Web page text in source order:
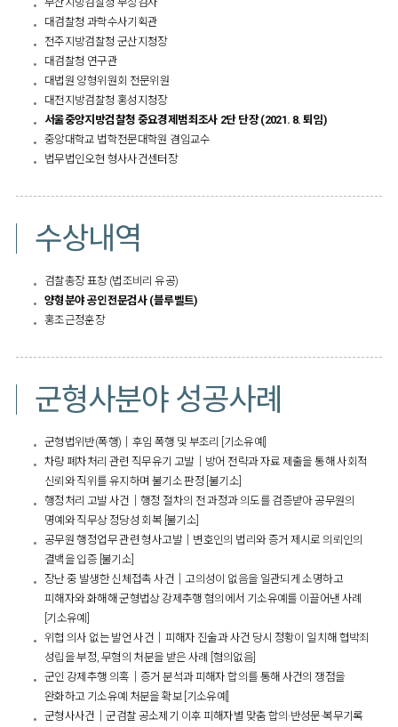
대검찰청 과학수사기획관
전주지방검찰청 군산지청장
대검찰청 연구관
대법원 양형위원회 전문위원
대전지방검찰청 홍성지청장
서울중앙지방검찰청 중요경제범죄조사 2단 단장 (2021. 8. 퇴임)
중앙대학교 법학전문대학원 겸임교수
법무법인오현 형사사건센터장​
수상내역
검찰총장 표창 (법조비리 유공)
양형분야 공인전문검사 (블루벨트)
홍조근정훈장​
군형사분야 성공사례
군형법위반(폭행)│후임 폭행 및 부조리 [기소유예]
차량 폐차처리 관련 직무유기 고발│방어 전략과 자료 제출을 통해 사회적
신뢰와 직위를 유지하며 불기소 판정 [불기소]
행정처리 고발 사건│행정 절차의 전 과정과 의도를 검증받아 공무원의
명예와 직무상 정당성 회복 [불기소]
공무원 행정업무 관련 형사고발│변호인의 법리와 증거 제시로 의뢰인의
결백을 입증 [불기소]
장난 중 발생한 신체접촉 사건│고의성이 없음을 일관되게 소명하고
피해자와 화해해 군형법상 강제추행 혐의에서 기소유예를 이끌어낸 사례
[기소유예]
위협 의사 없는 발언 사건│피해자 진술과 사건 당시 정황이 일치해 협박죄
성립을 부정, 무혐의 처분을 받은 사례 [혐의없음]
군인 강제추행 의혹│증거 분석과 피해자 합의를 통해 사건의 쟁점을
완화하고 기소유예 처분을 확보 [기소유예]
군형사사건│군검찰 공소제기 이후 피해자별 맞춤 합의·반성문·복무기록